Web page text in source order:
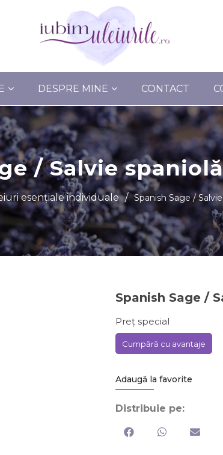
DESPRE MINE CONTACT
/ Salvie
esențiale individuale / Spanish Sage /
Spanish Sage /
Preț special
Cumpără cu avantaje
Adaugă la favorite
Distribuie pe: